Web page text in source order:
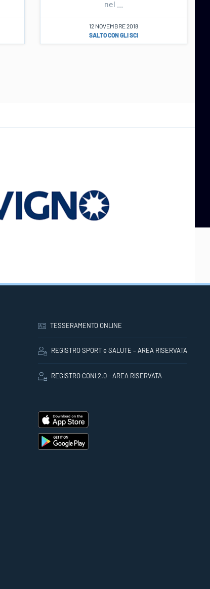
nel ...
12 NOVEMBRE 2018
SALTO CON GLI SCI
TESSERAMENTO ONLINE
REGISTRO SPORT e SALUTE – AREA RISERVATA
REGISTRO CONI 2.0 - AREA RISERVATA